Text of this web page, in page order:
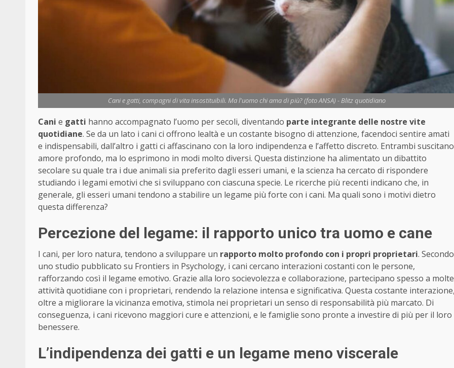
Cani e gatti, compagni di vita insostituibili. Ma l'uomo chi ama di più? (foto ANSA) - Blitz quotidiano
Cani e gatti hanno accompagnato l’uomo per secoli, diventando parte integrante delle nostre vite
quotidiane. Se da un lato i cani ci offrono lealtà e un costante bisogno di attenzione, facendoci sentire amati
e indispensabili, dall’altro i gatti ci affascinano con la loro indipendenza e l’affetto discreto. Entrambi suscitano
amore profondo, ma lo esprimono in modi molto diversi. Questa distinzione ha alimentato un dibattito
secolare su quale tra i due animali sia preferito dagli esseri umani, e la scienza ha cercato di rispondere
studiando i legami emotivi che si sviluppano con ciascuna specie. Le ricerche più recenti indicano che, in
generale, gli esseri umani tendono a stabilire un legame più forte con i cani. Ma quali sono i motivi dietro
questa differenza?
Percezione del legame: il rapporto unico tra uomo e cane
I cani, per loro natura, tendono a sviluppare un rapporto molto profondo con i propri proprietari. Secondo
uno studio pubblicato su Frontiers in Psychology, i cani cercano interazioni costanti con le persone,
rafforzando così il legame emotivo. Grazie alla loro socievolezza e collaborazione, partecipano spesso a molte
attività quotidiane con i proprietari, rendendo la relazione intensa e significativa. Questa costante
oltre a migliorare la vicinanza emotiva, stimola nei proprietari un senso di responsabilità più marcato. Di
conseguenza, i cani ricevono maggiori cure e attenzioni, e le famiglie sono pronte a investire di più per il loro
benessere.
L’indipendenza dei gatti e un legame meno viscerale